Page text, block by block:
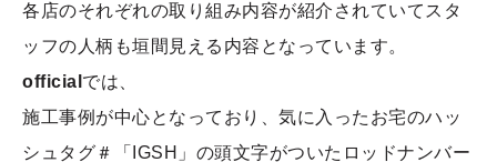
各店のそれぞれの取り組み内容が紹介されていてスタ
ッフの人柄も垣間見える内容となっています。
official では、
施工事例が中心となっており、気に入ったお宅のハッ
シュタグ＃「IGSH」の頭文字がついたロッドナンバー